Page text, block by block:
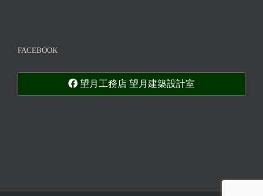
FACEBOOK
望月工務店 望月建築設計室